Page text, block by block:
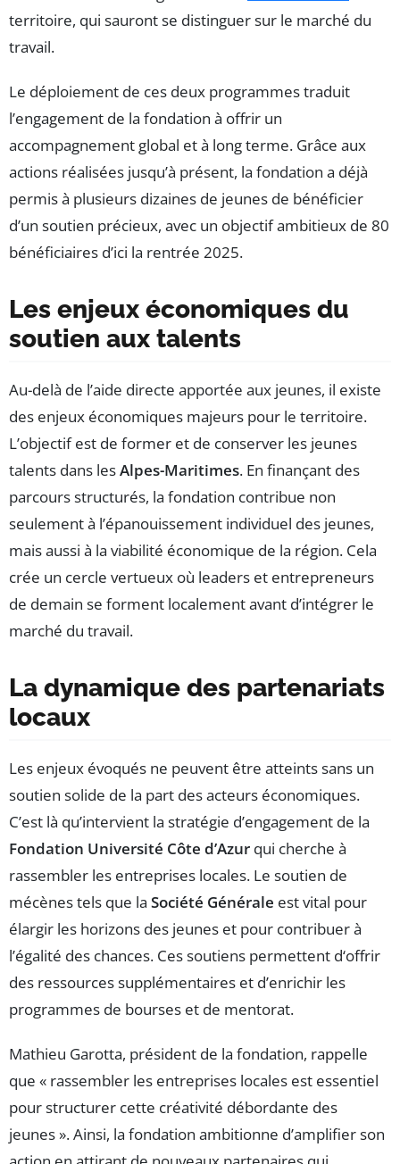
territoire, qui sauront se distinguer sur le marché du
travail.
Le déploiement de ces deux programmes traduit
l’engagement de la fondation à offrir un
accompagnement global et à long terme. Grâce aux
actions réalisées jusqu’à présent, la fondation a déjà
permis à plusieurs dizaines de jeunes de bénéficier
d’un soutien précieux, avec un objectif ambitieux de 80
bénéficiaires d’ici la rentrée 2025.
Les enjeux économiques du
soutien aux talents
Au-delà de l’aide directe apportée aux jeunes, il existe
des enjeux économiques majeurs pour le territoire.
L’objectif est de former et de conserver les jeunes
talents dans lesAlpes-Maritimes. En finançant des
parcours structurés, la fondation contribue non
seulement à l’épanouissement individuel des jeunes,
mais aussi à la viabilité économique de la région. Cela
crée un cercle vertueux où leaders et entrepreneurs
de demain se forment localement avant d’intégrer le
marché du travail.
La dynamique des partenariats
locaux
Les enjeux évoqués ne peuvent être atteints sans un
soutien solide de la part des acteurs économiques.
C’est là qu’intervient la stratégie d’engagement de la
Fondation Université Côte d’Azur qui cherche à
rassembler les entreprises locales. Le soutien de
mécènes tels que la Société Générale est vital pour
élargir les horizons des jeunes et pour contribuer à
l’égalité des chances. Ces soutiens permettent d‘offrir
des ressources supplémentaires et d’enrichir les
programmes de bourses et de mentorat.
Mathieu Garotta, président de la fondation, rappelle
que « rassembler les entreprises locales est essentiel
pour structurer cette créativité débordante des
jeunes ». Ainsi, la fondation ambitionne d’amplifier son